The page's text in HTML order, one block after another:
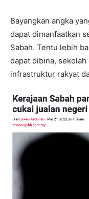
Bayangkan angka
dapat dimanfaatkan
Sabah. Tentu lebih
dapat dibina,
infrastruktur rakyat